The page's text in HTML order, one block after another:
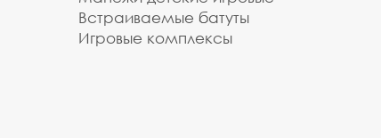
Встраиваемые батуты
Игровые комплексы